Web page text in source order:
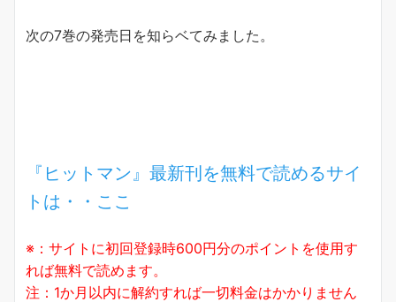
次の7巻の発売日を知らベてみました。
『ヒットマン』最新刊を無料で読めるサイ
トは・・ここ
※：サイトに初回登録時600円分のポイントを使用す
れば無料で読めます。
注：1か月以内に解約すれば一切料金はかかりません